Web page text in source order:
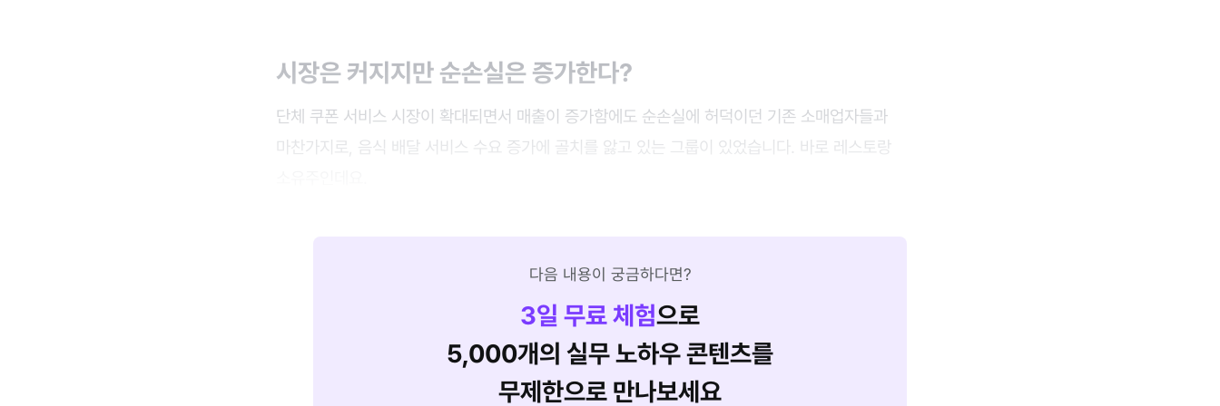
시장은 커지지만 순손실은 증가한다?
단체 쿠폰 서비스 시장이 확대되면서 매출이 증가함에도 순손실에 허덕이던 기존 소매업자들과
마찬가지로, 음식 배달 서비스 수요 증가에 골치를 앓고 있는 그룹이 있었습니다. 바로 레스토랑
다음 내용이 궁금하다면?
3일 무료 체험으로
5,000개의 실무 노하우 콘텐츠를
무제한으로 만나보세요